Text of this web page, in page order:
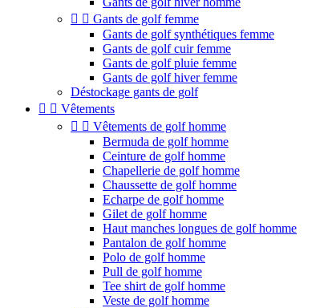
  Gants de golf femme
Gants de golf synthétiques femme
Gants de golf cuir femme
Gants de golf pluie femme
Gants de golf hiver femme
Déstockage gants de golf
  Vêtements
  Vêtements de golf homme
Bermuda de golf homme
Ceinture de golf homme
Chapellerie de golf homme
Chaussette de golf homme
Echarpe de golf homme
Gilet de golf homme
Haut manches longues de golf homme
Pantalon de golf homme
Polo de golf homme
Pull de golf homme
Tee shirt de golf homme
Veste de golf homme